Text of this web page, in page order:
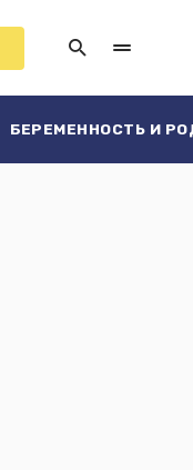
БЕРЕМЕННОСТЬ И